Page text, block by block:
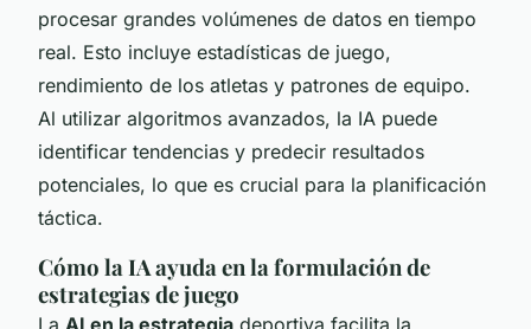
procesar grandes volúmenes de datos en tiempo
real. Esto incluye estadísticas de juego,
rendimiento de los atletas y patrones de equipo.
Al utilizar algoritmos avanzados, la IA puede
identificar tendencias y predecir resultados
potenciales, lo que es crucial para la planificación
táctica.
Cómo la IA ayuda en la formulación de
estrategias de juego